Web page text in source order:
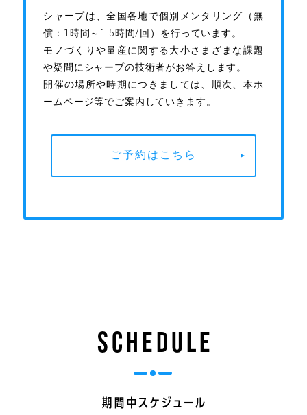
シャープは、全国各地で個別メンタリング（無
償：1時間～1.5時間/回）を行っています。
モノづくりや量産に関する大小さまざまな課題
や疑問にシャープの技術者がお答えします。
開催の場所や時期につきましては、順次、本ホ
ームページ等でご案内していきます。
ご予約はこちら
Schedule